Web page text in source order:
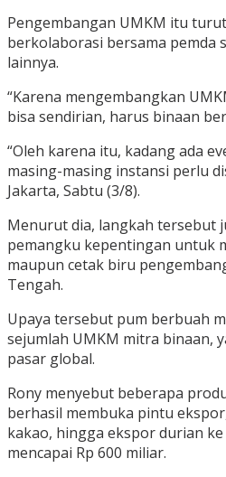
Pengembangan UMKM itu
berkolaborasi bersama pemda
lainnya.
“Karena mengembangkan
bisa sendirian, harus binaan
“Oleh karena itu, kadang ada
masing-masing instansi perlu
Jakarta, Sabtu (3/8).
Menurut dia, langkah tersebut
pemangku kepentingan untuk
maupun cetak biru
Tengah.
Upaya tersebut pum berbuah
sejumlah UMKM mitra binaan,
pasar global.
Rony menyebut beberapa
berhasil membuka pintu
kakao, hingga ekspor durian
mencapai Rp 600 miliar.